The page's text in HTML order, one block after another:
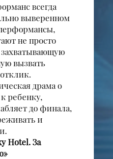
всегда
выверенном
не просто
захватывающую
вызвать
драма о
ребенку,
до финала,
и
Hotel. За
»